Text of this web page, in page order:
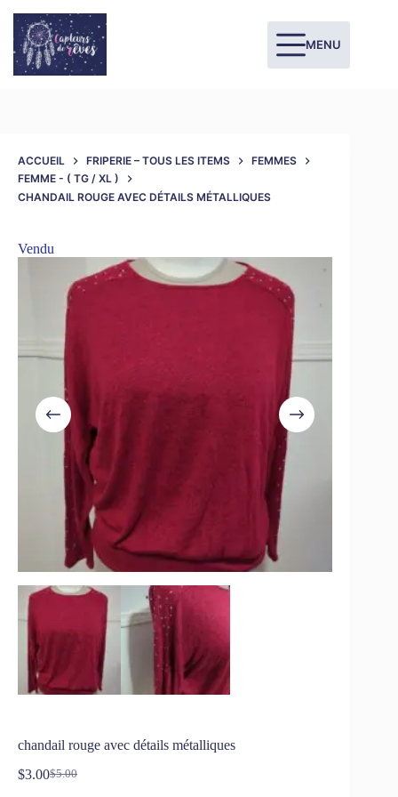
MENU
ACCUEIL FRIPERIE – TOUS LES ITEMS
FEMMES
FEMME - ( TG / XL )
CHANDAIL ROUGE AVEC DÉTAILS MÉTALLIQUES
Vendu
chandail rouge avec détails métalliques
$5.00
$3.00